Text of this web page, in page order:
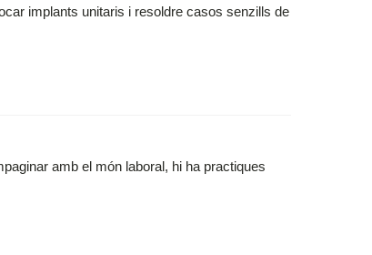
implants unitaris i resoldre casos senzills de
amb el món laboral, hi ha practiques